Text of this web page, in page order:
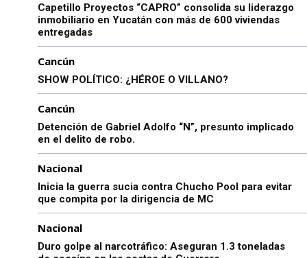
Capetillo Proyectos “CAPRO” consolida su liderazgo
inmobiliario en Yucatán con más de 600 viviendas
entregadas
Cancún
SHOW POLÍTICO: ¿HÉROE O VILLANO?
Cancún
Detención de Gabriel Adolfo “N”, presunto implicado
en el delito de robo.
Nacional
Inicia la guerra sucia contra Chucho Pool para evitar
que compita por la dirigencia de MC
Nacional
Duro golpe al narcotráfico: Aseguran 1.3 toneladas